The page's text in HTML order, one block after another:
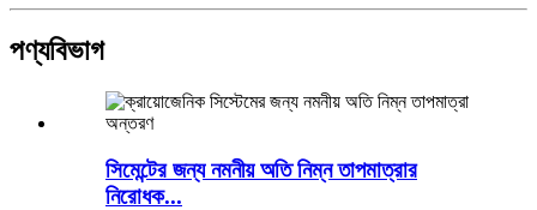
পণ্যবিভাগ
সিমেন্টের জন্য নমনীয় অতি নিম্ন তাপমাত্রার
নিরোধক...